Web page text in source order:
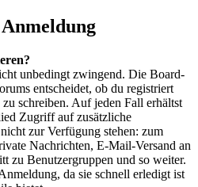
unbedingt zwingend. Die Board-
entscheidet, ob du registriert
schreiben. Auf jeden Fall erhältst
Zugriff auf zusätzliche
zur Verfügung stehen: zum
Nachrichten, E-Mail-Versand an
zu Benutzergruppen und so weiter.
da sie schnell erledigt ist